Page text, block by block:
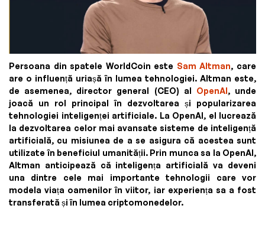
Persoana din spatele WorldCoin este Sam Altman, care
are o influență uriașă în lumea tehnologiei. Altman este,
de asemenea, director general (CEO) al OpenAI, unde
joacă un rol principal în dezvoltarea și popularizarea
tehnologiei inteligenței artificiale. La OpenAI, el lucrează
la dezvoltarea celor mai avansate sisteme de inteligență
artificială, cu misiunea de a se asigura că acestea sunt
utilizate în beneficiul umanității. Prin munca sa la OpenAI,
Altman anticipează că inteligența artificială va deveni
una dintre cele mai importante tehnologii care vor
modela viața oamenilor în viitor, iar experiența sa a fost
transferată și în lumea criptomonedelor.